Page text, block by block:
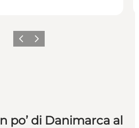
Precedente
Avanti
po’ di Danimarca al